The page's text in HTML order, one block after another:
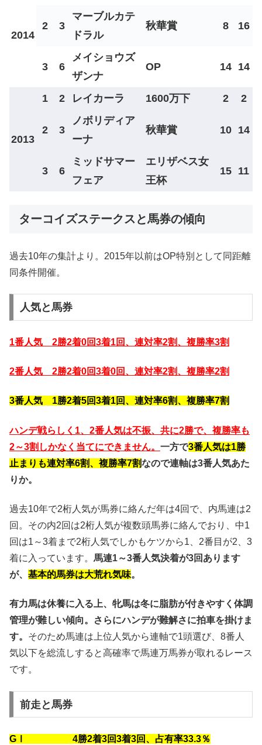
2014
2 3
マーブルカテ
ドラル
秋華賞 8 16
3 6
メイショウズ
ザンナ
OP 14 14
2013
1 2 レイカーラ 1600万下 2 2
2 3
ノボリディア
ーナ
秋華賞 10 14
3 6
ミッドサマー
フェア
エリザベス女
王杯
15 11
ターコイズステークスと馬券の傾向
過去10年の集計より。2015年以前はOP特別として同距離
同条件開催。
人気と馬券
1番人気 2勝2着0回3着1回、連対率2割、複勝率3割
2番人気 2勝2着0回3着0回、連対率2割、複勝率2割
3番人気 1勝2着5回3着1回、連対率6割、複勝率7割
ハンデ戦らしく1、2番人気は不振、共に2勝で、複勝率も
2～3割しかなく当てにできません。 一方で3番人気は1勝
止まりも連対率6割、複勝率7割なので連軸は3番人気あた
りか。
過去10年で2桁人気が馬券に絡んだ年は4回で、内馬連は2
回。その内2回は2桁人気が複数頭馬券に絡んでおり、中1
回は1～3着まで2桁人気でしかもケツから1、2番目が2、3
着に入っています。 馬連1～3番人気決着が3回あります
が、 基本的馬券は大荒れ気味。
有力馬は休養に入る上、牝馬は冬に脂肪が付きやすく体調
管理が難しい傾向。さらにハンデが難解さに拍車を掛けま
す。 そのため馬連は上位人気から連軸で1頭選び、8番人
気以下を総流しすると高確率で馬連万馬券が取れるレース
です。
前走と馬券
GⅠ 4勝2着3回3着3回、占有率33.3％